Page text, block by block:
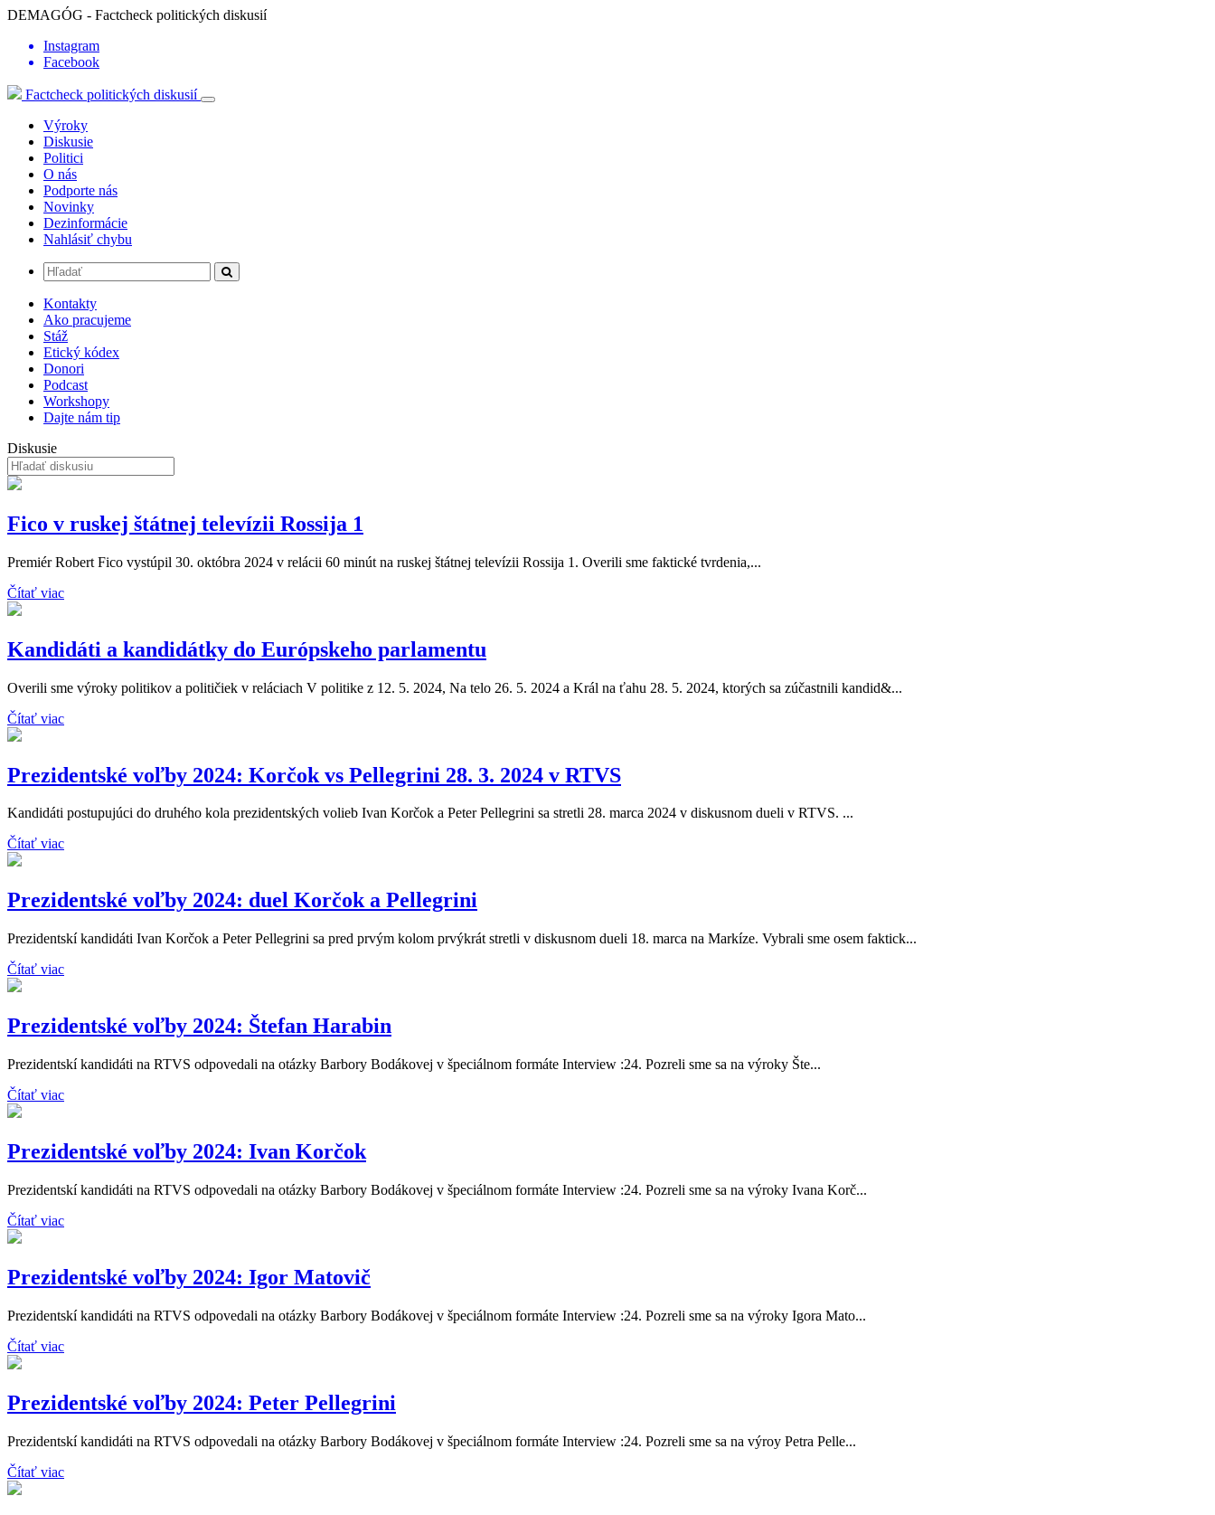
DEMAGÓG - Factcheck politických diskusií
Instagram
Facebook
Factcheck politických diskusií
Výroky
Diskusie
Politici
O nás
Podporte nás
Novinky
Dezinformácie
Nahlásiť chybu
Kontakty
Ako pracujeme
Stáž
Etický kódex
Donori
Podcast
Workshopy
Dajte nám tip
Diskusie
Fico v ruskej štátnej televízii Rossija 1
Premiér Robert Fico vystúpil 30. októbra 2024 v relácii 60 minút na ruskej štátnej televízii Rossija 1. Overili sme faktické tvrdenia,...
Čítať viac
Kandidáti a kandidátky do Európskeho parlamentu
Overili sme výroky politikov a političiek v reláciach V politike z 12. 5. 2024, Na telo 26. 5. 2024 a Král na ťahu 28. 5. 2024, ktorých sa zúčastnili kandid&...
Čítať viac
Prezidentské voľby 2024: Korčok vs Pellegrini 28. 3. 2024 v RTVS
Kandidáti postupujúci do druhého kola prezidentských volieb Ivan Korčok a Peter Pellegrini sa stretli 28. marca 2024 v diskusnom dueli v RTVS. ...
Čítať viac
Prezidentské voľby 2024: duel Korčok a Pellegrini
Prezidentskí kandidáti Ivan Korčok a Peter Pellegrini sa pred prvým kolom prvýkrát stretli v diskusnom dueli 18. marca na Markíze. Vybrali sme osem faktick...
Čítať viac
Prezidentské voľby 2024: Štefan Harabin
Prezidentskí kandidáti na RTVS odpovedali na otázky Barbory Bodákovej v špeciálnom formáte Interview :24. Pozreli sme sa na výroky Šte...
Čítať viac
Prezidentské voľby 2024: Ivan Korčok
Prezidentskí kandidáti na RTVS odpovedali na otázky Barbory Bodákovej v špeciálnom formáte Interview :24. Pozreli sme sa na výroky Ivana Korč...
Čítať viac
Prezidentské voľby 2024: Igor Matovič
Prezidentskí kandidáti na RTVS odpovedali na otázky Barbory Bodákovej v špeciálnom formáte Interview :24. Pozreli sme sa na výroky Igora Mato...
Čítať viac
Prezidentské voľby 2024: Peter Pellegrini
Prezidentskí kandidáti na RTVS odpovedali na otázky Barbory Bodákovej v špeciálnom formáte Interview :24. Pozreli sme sa na výroy Petra Pelle...
Čítať viac